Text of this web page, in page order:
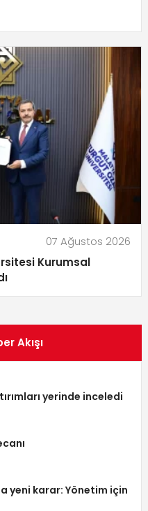
07 Ağustos 2026
Kurumsal
Akışı
yerinde inceledi
yeni karar: Yönetim için